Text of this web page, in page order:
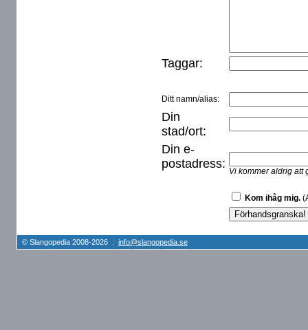
Taggar:
Ditt namn/alias:
Din
stad/ort:
Din e-
postadress:
Vi kommer aldrig att
Kom ihåg mig.
© Slangopedia 2008-2026 : info@slangopedia.se